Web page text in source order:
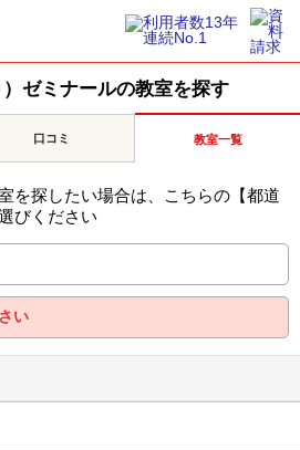
ゼミナールの教室を探す
口コミ 教室一覧
を探したい場合は、こちらの【都道
びください